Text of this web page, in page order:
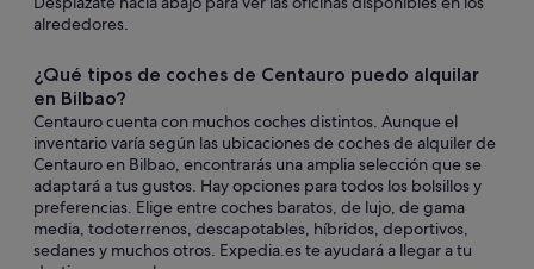
alrededores.
¿Qué tipos de coches de Centauro puedo alquilar
en Bilbao?
Centauro cuenta con muchos coches distintos. Aunque el
inventario varía según las ubicaciones de coches de alquiler de
Centauro en Bilbao, encontrarás una amplia selección que se
adaptará a tus gustos. Hay opciones para todos los bolsillos y
preferencias. Elige entre coches baratos, de lujo, de gama
media, todoterrenos, descapotables, híbridos, deportivos,
sedanes y muchos otros. Expedia.es te ayudará a llegar a tu